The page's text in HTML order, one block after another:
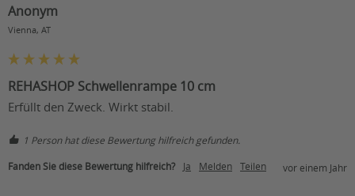
Anonym
Vienna, AT
REHASHOP Schwellenrampe 10 cm
Erfüllt den Zweck. Wirkt stabil.
1 Person hat diese Bewertung hilfreich gefunden.
Fanden Sie diese Bewertung hilfreich? Ja Melden Teilen vor einem Jahr